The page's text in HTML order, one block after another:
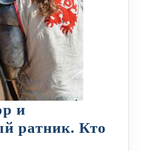
и
ратник. Кто